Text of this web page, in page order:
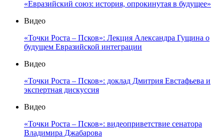
«Евразийский союз: история, опрокинутая в будущее»
Видео
«Точки Роста – Псков»: Лекция Александра Гущина о
будущем Евразийской интеграции
Видео
«Точки Роста – Псков»: доклад Дмитрия Евстафьева и
экспертная дискуссия
Видео
«Точки Роста – Псков»: видеоприветствие сенатора
Владимира Джабарова